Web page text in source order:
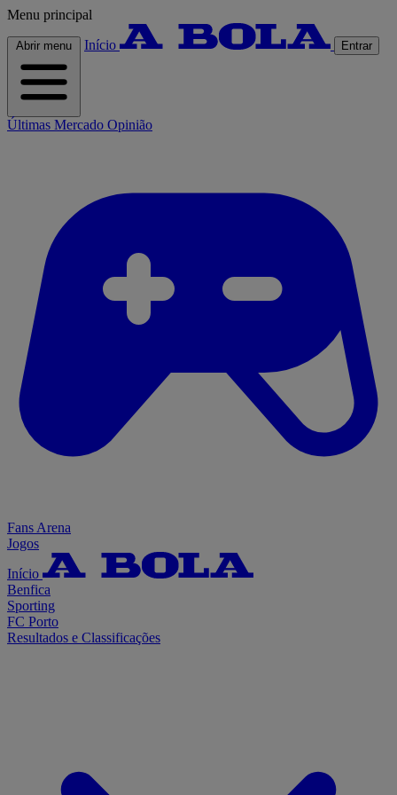
Menu principal
Abrir menu Início Entrar
Últimas Mercado Opinião
Fans Arena
Jogos
Início
Benfica
Sporting
FC Porto
Resultados e Classificações